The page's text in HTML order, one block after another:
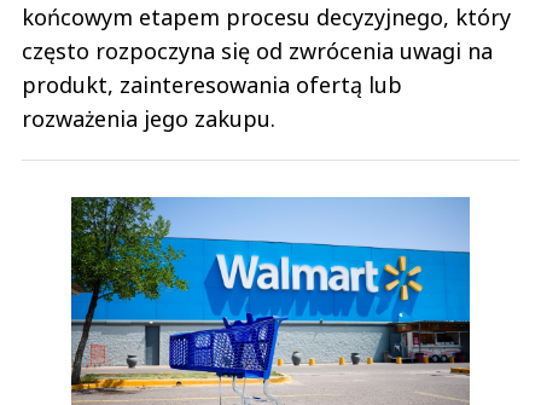
końcowym etapem procesu decyzyjnego, który
często rozpoczyna się od zwrócenia uwagi na
produkt, zainteresowania ofertą lub
rozważenia jego zakupu.